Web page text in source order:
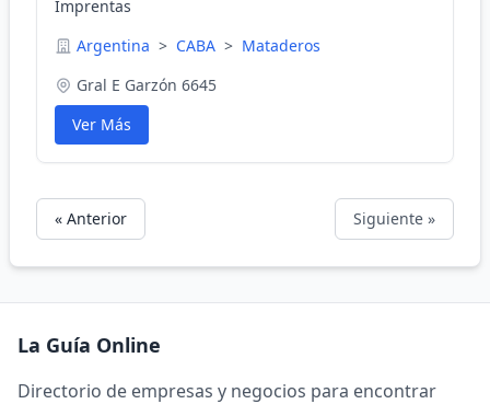
Imprentas
Argentina > CABA > Mataderos
Gral E Garzón 6645
Ver Más
« Anterior Siguiente »
La Guía Online
Directorio de empresas y negocios para encontrar